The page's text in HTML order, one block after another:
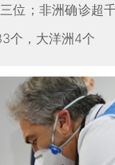
位；非洲确诊超
个，大洋洲4个